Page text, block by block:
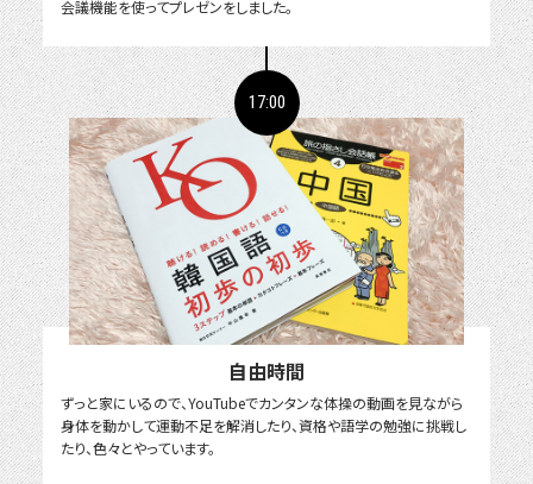
会議機能を使ってプレゼンをしました。
17:00
自由時間
ずっと家にいるので、YouTubeでカンタンな体操の動画を見ながら
身体を動かして運動不足を解消したり、資格や語学の勉強に挑戦し
たり、色々とやっています。